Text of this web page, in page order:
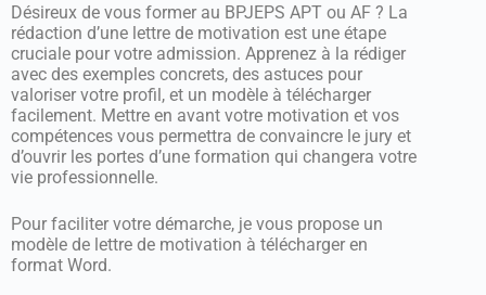
Désireux de vous former au BPJEPS APT ou AF ? La
rédaction d’une lettre de motivation est une étape
cruciale pour votre admission. Apprenez à la rédiger
avec des exemples concrets, des astuces pour
valoriser votre profil, et un modèle à télécharger
facilement. Mettre en avant votre motivation et vos
compétences vous permettra de convaincre le jury et
d’ouvrir les portes d’une formation qui changera votre
vie professionnelle.
Pour faciliter votre démarche, je vous propose un
modèle de lettre de motivation à télécharger en
format Word.